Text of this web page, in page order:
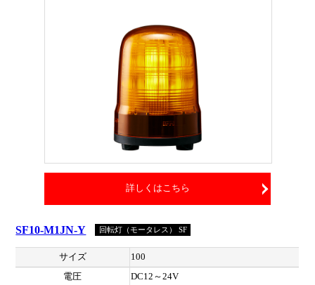
詳しくはこちら
SF10-M1JN-Y 回転灯（モータレス） SF
サイズ
100
電圧
DC12～24V